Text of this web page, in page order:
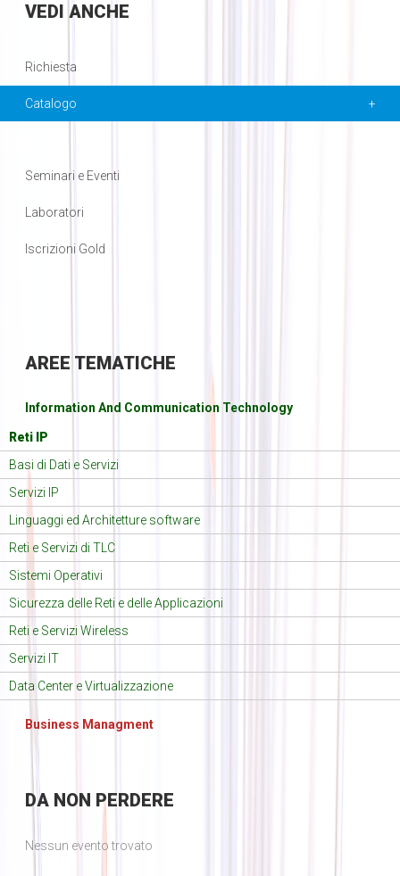
VEDI ANCHE
Richiesta
Catalogo
Seminari e Eventi
Laboratori
Iscrizioni Gold
AREE TEMATICHE
Information And Communication Technology
Reti IP
Basi di Dati e Servizi
Servizi IP
Linguaggi ed Architetture software
Reti e Servizi di TLC
Sistemi Operativi
Sicurezza delle Reti e delle Applicazioni
Reti e Servizi Wireless
Servizi IT
Data Center e Virtualizzazione
Business Managment
DANON PERDERE
Nessun evento trovato